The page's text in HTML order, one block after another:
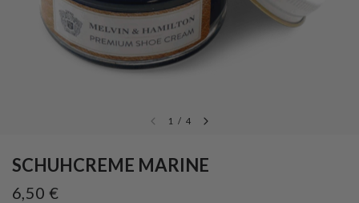
1 / 4
SCHUHCREME MARINE
6,50 €